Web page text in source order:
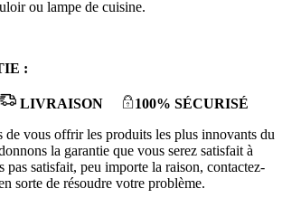
ou lampe de cuisine.
:
LIVRAISON
100% SÉCURISÉ
de vous offrir les produits les plus innovants du
la garantie que vous serez satisfait à
pas satisfait, peu importe la raison, contactez-
sorte de résoudre votre problème.